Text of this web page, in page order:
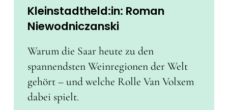
Kleinstadtheld:in: Roman
Niewodniczanski
Warum die Saar heute zu den
spannendsten Weinregionen der Welt
gehört – und welche Rolle Van Volxem
dabei spielt.